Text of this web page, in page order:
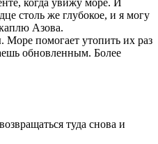
столь же глубокое, и я могу
Азова.
помогает утопить их раз
обновленным. Более
туда снова и